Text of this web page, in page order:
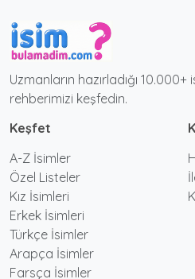
Uzmanların hazırladığı
rehberimizi keşfedin.
Keşfet
A-Z İsimler
Özel Listeler
Kız İsimleri
Erkek İsimleri
Türkçe İsimler
Arapça İsimler
Farsça İsimler